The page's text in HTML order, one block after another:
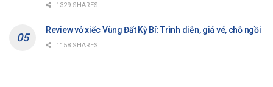
1329 SHARES
Review vở xiếc Vùng Đất Kỳ Bí: Trình diễn, giá vé, chỗ ngồi
1158 SHARES